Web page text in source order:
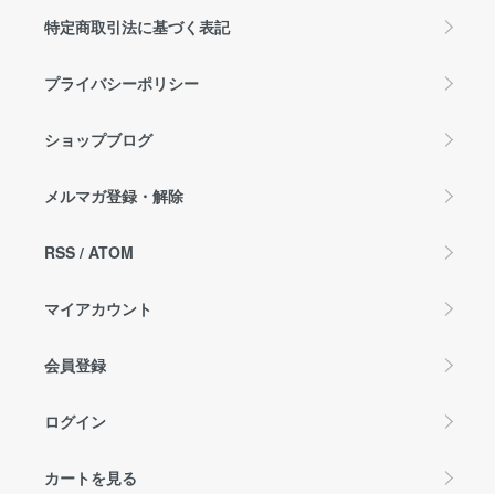
特定商取引法に基づく表記
プライバシーポリシー
ショップブログ
メルマガ登録・解除
RSS / ATOM
マイアカウント
会員登録
ログイン
カートを見る